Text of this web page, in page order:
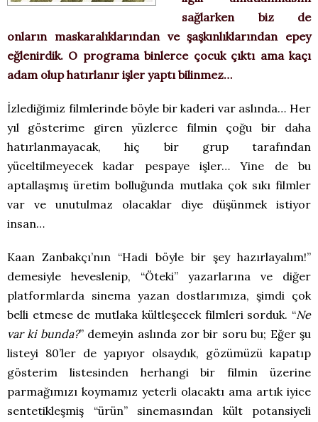
sağlarken biz de
onların maskaralıklarından ve şaşkınlıklarından epey
eğlenirdik. O programa binlerce çocuk çıktı ama kaçı
adam olup hatırlanır işler yaptı bilinmez…
İzlediğimiz filmlerinde böyle bir kaderi var aslında… Her
yıl gösterime giren yüzlerce filmin çoğu bir daha
hatırlanmayacak, hiç bir grup tarafından
yüceltilmeyecek kadar pespaye işler… Yine de bu
aptallaşmış üretim bolluğunda mutlaka çok sıkı filmler
var ve unutulmaz olacaklar diye düşünmek istiyor
insan…
Kaan Zanbakçı’nın “Hadi böyle bir şey hazırlayalım!”
demesiyle heveslenip, “Öteki” yazarlarına ve diğer
platformlarda sinema yazan dostlarımıza, şimdi çok
belli etmese de mutlaka kültleşecek filmleri sorduk. “Ne
var ki bunda?” demeyin aslında zor bir soru bu; Eğer şu
listeyi 80’ler de yapıyor olsaydık, gözümüzü kapatıp
gösterim listesinden herhangi bir filmin üzerine
parmağımızı koymamız yeterli olacaktı ama artık iyice
sentetikleşmiş “ürün” sinemasından kült potansiyeli